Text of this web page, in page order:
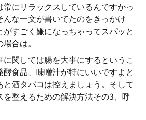
にリラックスしているんですかっ
んな一文が書いてたのをきっかけ
がすごく嫌になっちゃってスパッと
合は。
に関しては腸を大事にするというこ
酵食品、味噌汁が特にいいですよと
と酒タバコは控えましょう。そして
を整えるための解決方法その3、呼